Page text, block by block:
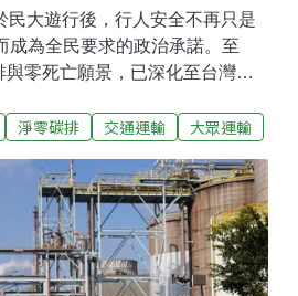
民大遊行後，行人安全不再只是
成為全民要求的政治承諾。至
零死亡願景，已深化至台灣現
深水區，政策的溝通與檢視將在
於民」將在一系列的活動盤點台
方向，同時也發布街道願景報告
的永續運輸轉型挑戰。聯合國永
策需對齊的重點領域2026～
運輸十年，其核心願景在於：利
淨零碳排 交通運輸 大眾運輸